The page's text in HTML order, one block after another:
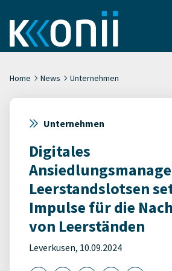
Home News Unternehmen
Unternehmen
Digitales
Leerstandslotsen
Impulse für die
von Leerständen
Leverkusen, 10.09.2024